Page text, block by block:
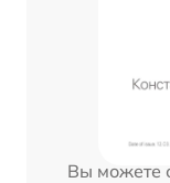
Вы можете